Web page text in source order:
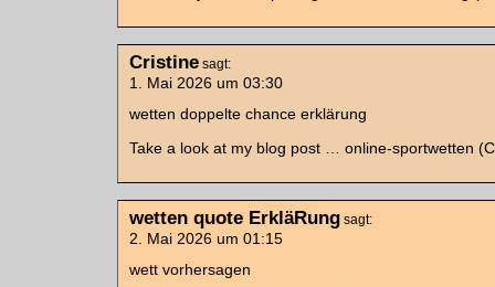
Cristine sagt:
1. Mai 2026 um 03:30
wetten doppelte chance erklärung
Take a look at my blog post … online-sportwetten
wetten quote ErkläRung sagt:
2. Mai 2026 um 01:15
wett vorhersagen